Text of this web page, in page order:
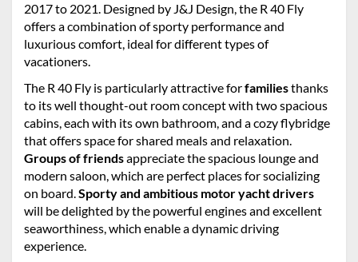
2017 to 2021. Designed by J&J Design, the R 40 Fly
offers a combination of sporty performance and
luxurious comfort, ideal for different types of
vacationers.
The R 40 Fly is particularly attractive forfamiliesthanks
to its well thought-out room concept with two spacious
cabins, each with its own bathroom, and a cozy flybridge
that offers space for shared meals and relaxation.
Groups of friendsappreciate the spacious lounge and
modern saloon, which are perfect places for socializing
on board.Sporty and ambitious motor yacht drivers
will be delighted by the powerful engines and excellent
seaworthiness, which enable a dynamic driving
experience.